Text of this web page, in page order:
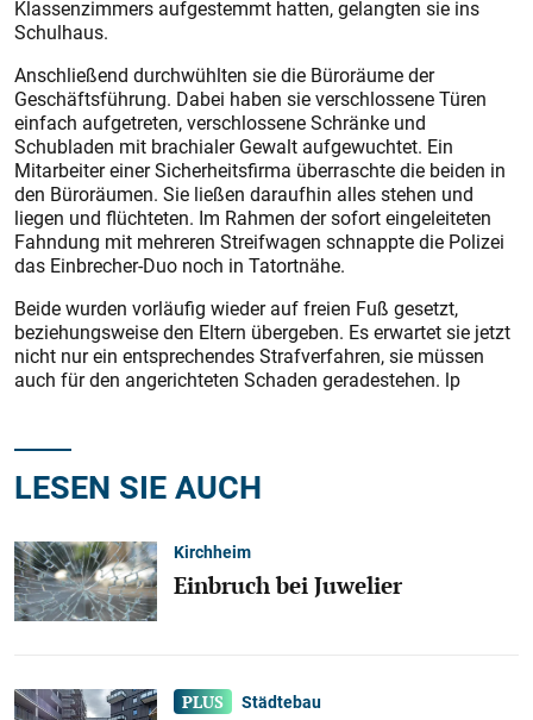
Klassenzimmers aufgestemmt hatten, gelangten sie ins
Schulhaus.
Anschließend durchwühlten sie die Büroräume der
Geschäftsführung. Dabei haben sie verschlossene Türen
einfach aufgetreten, verschlossene Schränke und
Schubladen mit brachialer Gewalt aufgewuchtet. Ein
Mitarbeiter einer Sicherheitsfirma überraschte die beiden in
den Büroräumen. Sie ließen daraufhin alles stehen und
liegen und flüchteten. Im Rahmen der sofort eingeleiteten
Fahndung mit mehreren Streifwagen schnappte die Polizei
das Einbrecher-Duo noch in Tatortnähe.
Beide wurden vorläufig wieder auf freien Fuß gesetzt,
beziehungsweise den Eltern übergeben. Es erwartet sie jetzt
nicht nur ein entsprechendes Strafverfahren, sie müssen
auch für den angerichteten Schaden geradestehen. lp
LESEN SIE AUCH
Kirchheim
Einbruch bei Juwelier
Städtebau